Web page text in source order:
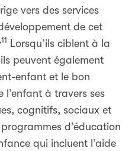
vers des services
de cet
Lorsqu’ils ciblent à la
peuvent également
enfant et le bon
à travers ses
cognitifs, sociaux et
programmes d’éducation
qui incluent l’aide